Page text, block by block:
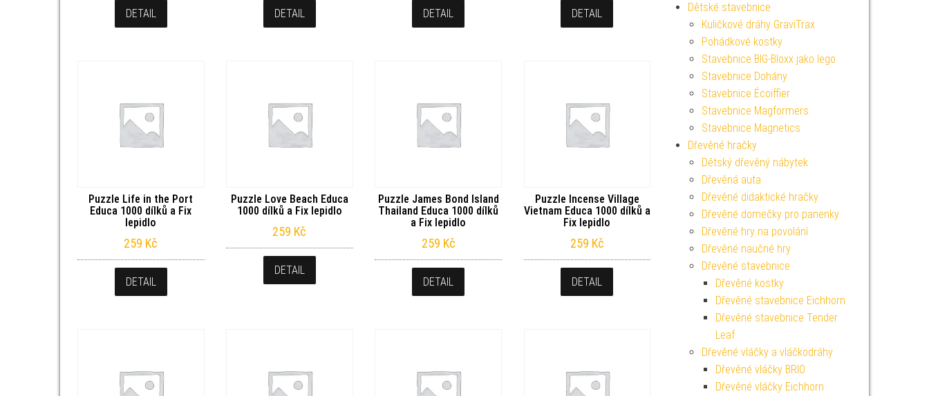
DETAIL DETAIL DETAIL DETAIL
Puzzle Life in the Port
Educa 1000 dílků a Fix
lepidlo
259 Kč
DETAIL
Puzzle Love Beach Educa
1000 dílků a Fix lepidlo
259 Kč
DETAIL
Puzzle James Bond Island
Thailand Educa 1000 dílků
a Fix lepidlo
259 Kč
DETAIL
Puzzle Incense Village
Vietnam Educa 1000 dílků a
Fix lepidlo
259 Kč
DETAIL
Dětské stavebnice
Kuličkové dráhy GraviTrax
Pohádkové kostky
Stavebnice BIG-Bloxx jako lego
Stavebnice Dohány
Stavebnice Écoiffier
Stavebnice Magformers
Stavebnice Magnetics
Dřevěné hračky
Dětský dřevěný nábytek
Dřevěná auta
Dřevěné didaktické hračky
Dřevěné domečky pro panenky
Dřevěné hry na povolání
Dřevěné naučné hry
Dřevěné stavebnice
Dřevěné kostky
Dřevěné stavebnice Eichhorn
Dřevěné stavebnice Tender
Leaf
Dřevěné vláčky a vláčkodráhy
Dřevěné vláčky BRIO
Dřevěné vláčky Eichhorn